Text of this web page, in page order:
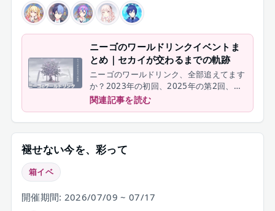
ニーゴのワールドリンクイベントま
とめ｜セカイが交わるまでの軌跡
ニーゴのワールドリンク、全部追えてます
か？2023年の初回、2025年の第2回、
2026年の第3回Part1・Part3・Part4・
Part5まで、ニーゴ関連チャプターをまと
めて振り返ります。
関連記事を読む
褪せない今を、彩って
箱イベ
開催期間: 2026/07/09 ~ 07/17